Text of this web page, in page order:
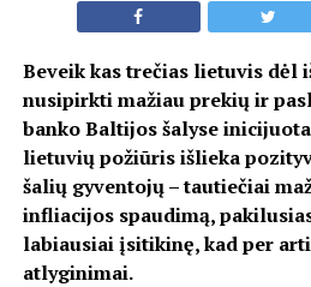
Beveik kas trečias lietuvis dėl
nusipirkti mažiau prekių ir
banko Baltijos šalyse
lietuvių požiūris išlieka
šalių gyventojų – tautiečiai
infliacijos spaudimą,
labiausiai įsitikinę, kad per
atlyginimai.